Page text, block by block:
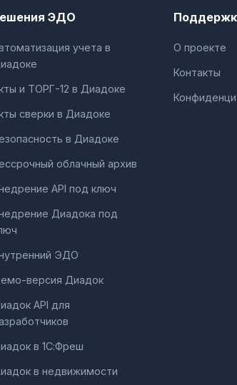
ЭДО
учета в
и ТОРГ-12 в Диадоке
сверки в Диадоке
в Диадоке
облачный архив
API под ключ
Диадока под
ЭДО
версия Диадок
API для
в 1С:Фреш
в недвижимости
О проекте
Контакты